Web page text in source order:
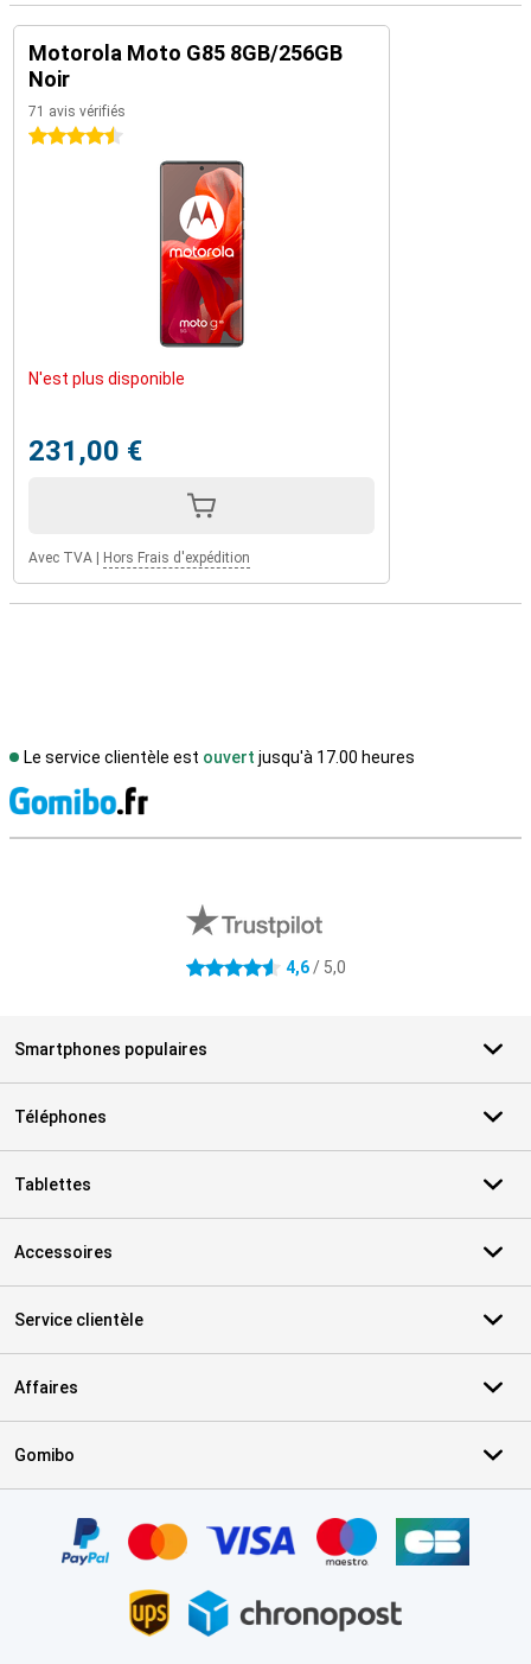
Motorola Moto G85 8GB/256GB
Noir
71 avis vérifiés
4.5 étoiles
N'est plus disponible
231,00 €
Avec TVA Hors Frais d'expédition
Le service clientèle est ouvert jusqu'à 17.00 heures
4.6 étoiles 4,6/ 5,0
Smartphones populaires
Téléphones
Tablettes
Accessoires
Service clientèle
Affaires
Gomibo